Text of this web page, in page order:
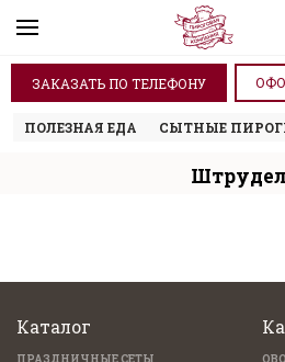
ЗАКАЗАТЬ ПО ТЕЛЕФОНУ
ПОЛЕЗНАЯ ЕДА СЫТНЫЕ
Каталог